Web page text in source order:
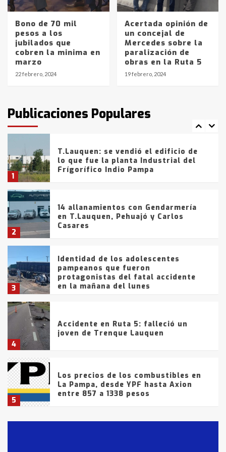
Bono de 70 mil
pesos a los
jubilados que
cobren la minima en
marzo
22 febrero, 2024
Acertada opinión de
un concejal de
Mercedes sobre la
paralización de
obras en la Ruta 5
19 febrero, 2024
Publicaciones Populares
5
6
La Bolsa de Cereales de Bahía
Blanca anticipa que Agosto vendrá
con lluvias y heladas, en gran parte
fueron detenidos por
comercialización de drogas en la
tarde del sábado
1
T.Lauquen: se vendió el edificio de
lo que fue la planta Industrial del
Frígorífico Indio Pampa
2
14 allanamientos con Gendarmería
en T.Lauquen, Pehuajó y Carlos
Casares
3
Identidad de los adolescentes
pampeanos que fueron
protagonistas del fatal accidente
en la mañana del lunes
4
Accidente en Ruta 5: falleció un
joven de Trenque Lauquen
5
Los precios de los combustibles en
La Pampa, desde YPF hasta Axion
entre 857 a 1338 pesos